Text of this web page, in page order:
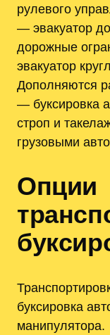
рулевого
— эвакуатор
дорожные
эвакуатор
Дополняются
— буксировка
строп и
грузовыми
Опции
буксировка
манипулятора.